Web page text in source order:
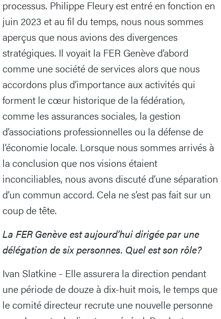
processus. Philippe Fleury est entré en fonction en
juin 2023 et au fil du temps, nous nous sommes
aperçus que nous avions des divergences
stratégiques. Il voyait la FER Genève d’abord
comme une société de services alors que nous
accordons plus d’importance aux activités qui
forment le cœur historique de la fédération,
comme les assurances sociales, la gestion
d’associations professionnelles ou la défense de
l’économie locale. Lorsque nous sommes arrivés à
la conclusion que nos visions étaient
inconciliables, nous avons discuté d’une séparation
d’un commun accord. Cela ne s’est pas fait sur un
coup de tête.
La FER Genève est aujourd’hui dirigée par une
délégation de six personnes. Quel est son rôle?
Ivan Slatkine - Elle assurera la direction pendant
une période de douze à dix-huit mois, le temps que
le comité directeur recrute une nouvelle personne